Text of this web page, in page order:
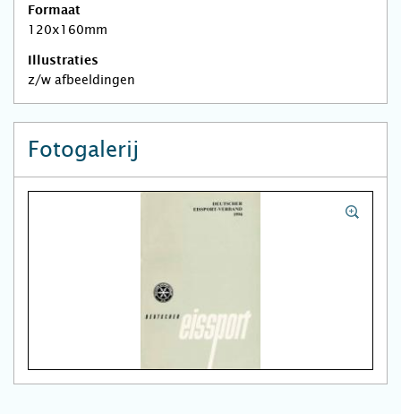
Formaat
120x160mm
Illustraties
z/w afbeeldingen
Fotogalerij